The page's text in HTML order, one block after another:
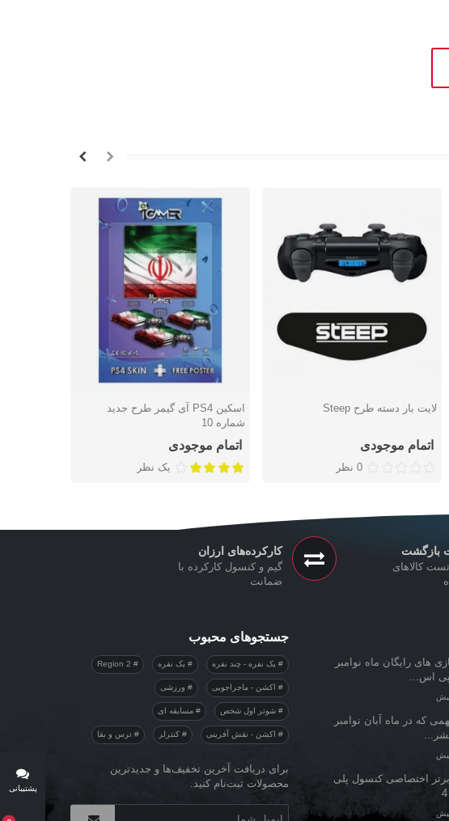
دوست داشتن
لایت بار دسته طرح Steep
اتمام موجودی
0 نظر
دوست داشتن
اسکین PS4 آی گیمر طرح جدید
شماره 10
اتمام موجودی
یک نظر
بازگشت
کالاهای
کارکرده‌های ارزان
گیم و کنسول کارکرده با
ضمانت
های رایگان ماه نوامبر
پی اس...
که در ماه آبان نوامبر
برتر اختصاصی کنسول پلی
جستجوهای محبوب
یک نفره - چند نفره یک نفره
اکشن - ماجراجویی ورزشی
شوتر اول شخص مسابقه ای
اکشن - نقش آفرینی کنترلر ترس و بقا
برای دریافت آخرین تخفیف‌ها و جدیدترین
محصولات ثبت‌نام کنید.
پشتیبانی